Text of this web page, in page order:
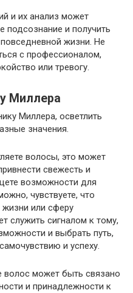
и их анализ может
подсознание и получить
жизни. Не
с профессионалом,
или тревогу.
Миллера
Миллера, осветлить
значения.
волосы, это может
свежесть и
возможности для
чувствуете, что
жизни или сферу
служить сигналом к тому,
и выбрать путь,
и успеху.
волос может быть связано
и принадлежности к